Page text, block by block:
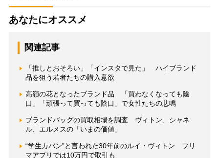
あなたにオススメ
関連記事
「推しとおそろい」「インスタで見た」 ハイブランド
品を狙う若者たちの購入意欲
高嶺の花となったブランド品 「買わなくなっても陰
口」「頑張って買っても陰口」で女性たちの悲鳴
ブランドバッグの買取相場を調査 ヴィトン、シャネ
ル、エルメスの「いまの価値」
“学生カバン”と言われた30年前のルイ・ヴィトン フリ
マアプリでは10万円で取引も